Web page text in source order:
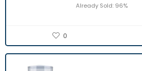
Already Sold: 96%
0